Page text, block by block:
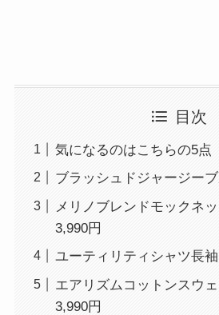
目次
気になるのはこちらの5点
ブラッシュドジャージー
メリノブレンドモックネ
3,990円
ユーティリティシャツ長
エアリズムコットンスウ
3,990円